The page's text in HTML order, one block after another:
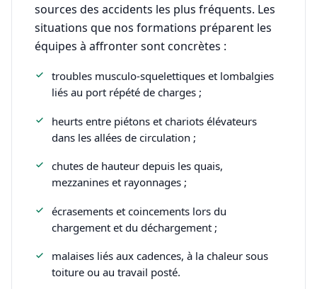
sources des accidents les plus fréquents. Les
situations que nos formations préparent les
équipes à affronter sont concrètes :
troubles musculo-squelettiques et lombalgies
liés au port répété de charges ;
heurts entre piétons et chariots élévateurs
dans les allées de circulation ;
chutes de hauteur depuis les quais,
mezzanines et rayonnages ;
écrasements et coincements lors du
chargement et du déchargement ;
malaises liés aux cadences, à la chaleur sous
toiture ou au travail posté.